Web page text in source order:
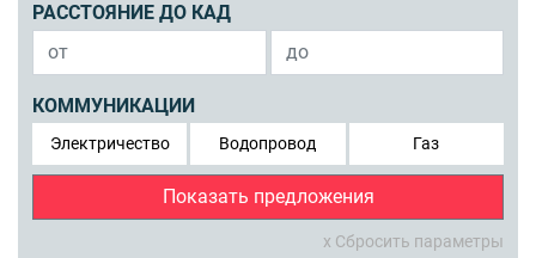
РАССТОЯНИЕ ДО КАД
КОММУНИКАЦИИ
Электричество Водопровод Газ
Показать предложения
x Сбросить параметры